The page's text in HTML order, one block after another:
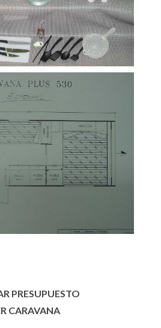
PRESUPUESTO
CARAVANA